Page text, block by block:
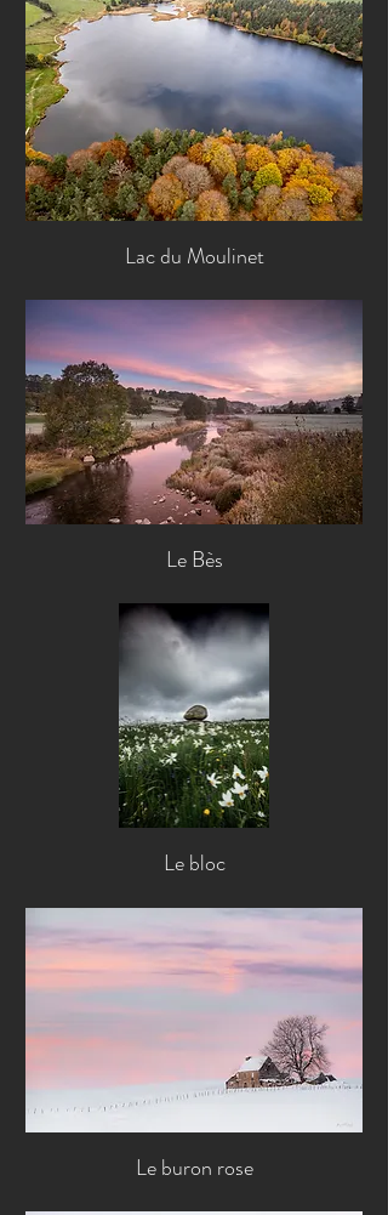
Lac du Moulinet
Le Bès
Le bloc
Le buron rose